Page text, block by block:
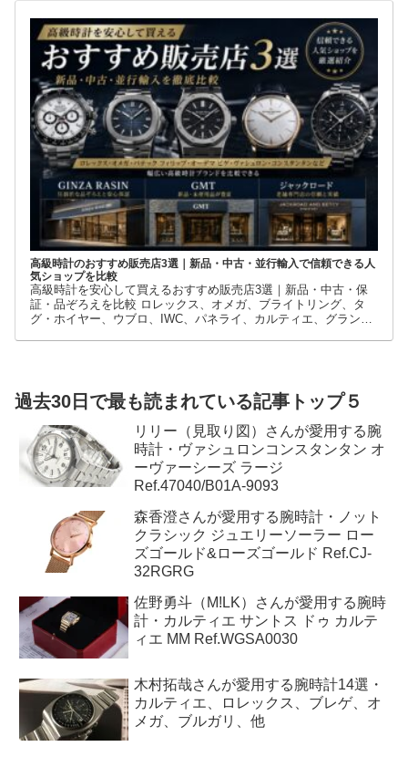
高級時計のおすすめ販売店3選｜新品・中古・並行輸入で信頼できる人
気ショップを比較
高級時計を安心して買えるおすすめ販売店3選｜新品・中古・保
証・品ぞろえを比較 ロレックス、オメガ、ブライトリング、タ
グ・ホイヤー、ウブロ、IWC、パネライ、カルティエ、グランド
過去30日で最も読まれている記事トップ５
リリー（見取り図）さんが愛用する腕
時計・ヴァシュロンコンスタンタン オ
ーヴァーシーズ ラージ
Ref.47040/B01A-9093
森香澄さんが愛用する腕時計・ノット
クラシック ジュエリーソーラー ロー
ズゴールド&ローズゴールド Ref.CJ-
32RGRG
佐野勇斗（M!LK）さんが愛用する腕時
計・カルティエ サントス ドゥ カルテ
ィエ MM Ref.WGSA0030
木村拓哉さんが愛用する腕時計14選・
カルティエ、ロレックス、ブレゲ、オ
メガ、ブルガリ、他